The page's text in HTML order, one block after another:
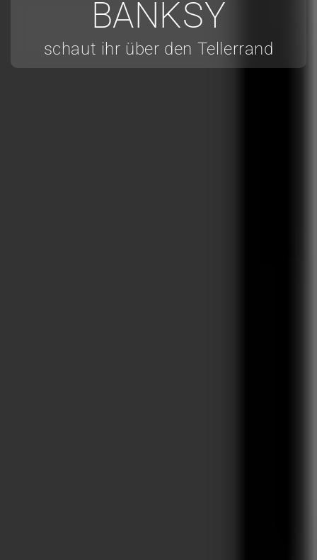
schaut ihr über den Tellerrand
BANKSY